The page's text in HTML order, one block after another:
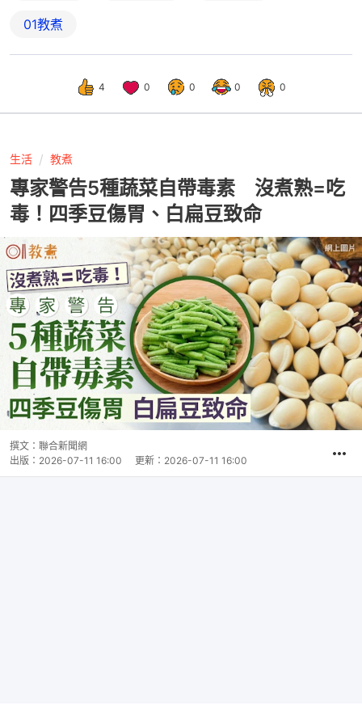
01教煮
4 0 0 0 0
生活 教煮
專家警告5種蔬菜自帶毒素 沒煮熟=吃
毒！四季豆傷胃、白扁豆致命
撰文： 聯合新聞網
出版： 2026-07-11 16:00 更新： 2026-07-11 16:00